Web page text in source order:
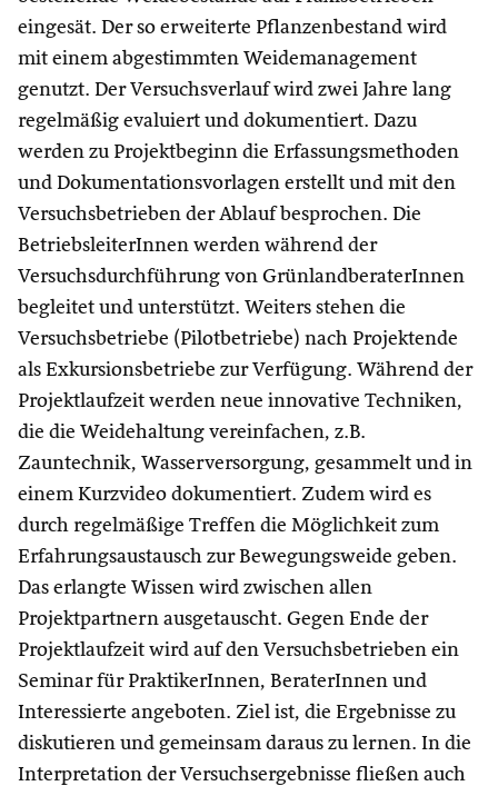
eingesät. Der so erweiterte Pflanzenbestand wird
mit einem abgestimmten Weidemanagement
genutzt. Der Versuchsverlauf wird zwei Jahre lang
regelmäßig evaluiert und dokumentiert. Dazu
werden zu Projektbeginn die Erfassungsmethoden
und Dokumentationsvorlagen erstellt und mit den
Versuchsbetrieben der Ablauf besprochen. Die
BetriebsleiterInnen werden während der
Versuchsdurchführung von GrünlandberaterInnen
begleitet und unterstützt. Weiters stehen die
Versuchsbetriebe (Pilotbetriebe) nach Projektende
als Exkursionsbetriebe zur Verfügung. Während der
Projektlaufzeit werden neue innovative Techniken,
die die Weidehaltung vereinfachen, z.B.
Zauntechnik, Wasserversorgung, gesammelt und in
einem Kurzvideo dokumentiert. Zudem wird es
durch regelmäßige Treffen die Möglichkeit zum
Erfahrungsaustausch zur Bewegungsweide geben.
Das erlangte Wissen wird zwischen allen
Projektpartnern ausgetauscht. Gegen Ende der
Projektlaufzeit wird auf den Versuchsbetrieben ein
Seminar für PraktikerInnen, BeraterInnen und
Interessierte angeboten. Ziel ist, die Ergebnisse zu
diskutieren und gemeinsam daraus zu lernen. In die
Interpretation der Versuchsergebnisse fließen auch